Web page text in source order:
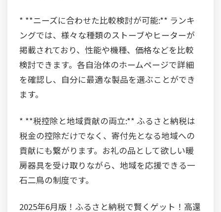
* **ニーズに合わせた比較検討が可能:** ランキ
ングでは、様々な種類のストーブやヒーターが
掲載されており、性能や機種、価格などを比較
検討できます。各自治体のホームページで詳細
を確認し、自分に最適な製品を選ぶことができ
ます。
* **税控除と地域貢献の両立:** ふるさと納税は
税金の控除だけでなく、寄付先となる地域への
貢献にも繋がります。お礼の品として欲しい暖
房器具を受け取りながら、地域を応援できる一
石二鳥の制度です。
2025年6月版！ふるさと納税で賢くゲット！高還